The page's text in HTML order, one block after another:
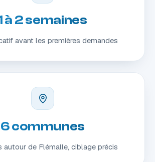
à 2 semaines
avant les premières demandes
6 communes
autour de Flémalle, ciblage précis